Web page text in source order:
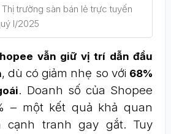
trường sàn bán lẻ trực tuyến
I/2025
vẫn giữ vị trí dẫn đầu
, dù có giảm nhẹ so với 68%
. Doanh số của Shopee
– một kết quả khả quan
cạnh tranh gay gắt. Tuy